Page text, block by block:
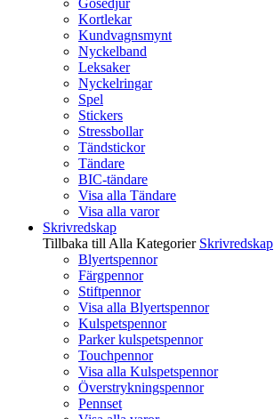
Gosedjur
Kortlekar
Kundvagnsmynt
Nyckelband
Leksaker
Nyckelringar
Spel
Stickers
Stressbollar
Tändstickor
Tändare
BIC-tändare
Visa alla Tändare
Visa alla varor
Skrivredskap
Tillbaka till Alla Kategorier Skrivredskap
Blyertspennor
Färgpennor
Stiftpennor
Visa alla Blyertspennor
Kulspetspennor
Parker kulspetspennor
Touchpennor
Visa alla Kulspetspennor
Överstrykningspennor
Pennset